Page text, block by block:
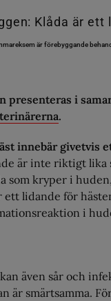
är förebyggande
presenteras i
.
innebär givetvis
är inte riktigt lika
som kryper i
ett lidande för
i
även sår och
är smärtsamma.